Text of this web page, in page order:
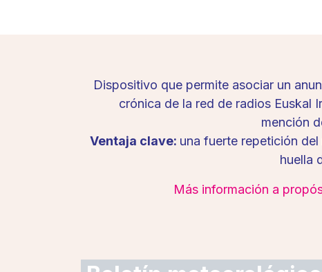
Dispositivo que permite asociar un
crónica de la red de radios Euskal
mención
Ventaja clave: una fuerte repetición
huella
Más información a